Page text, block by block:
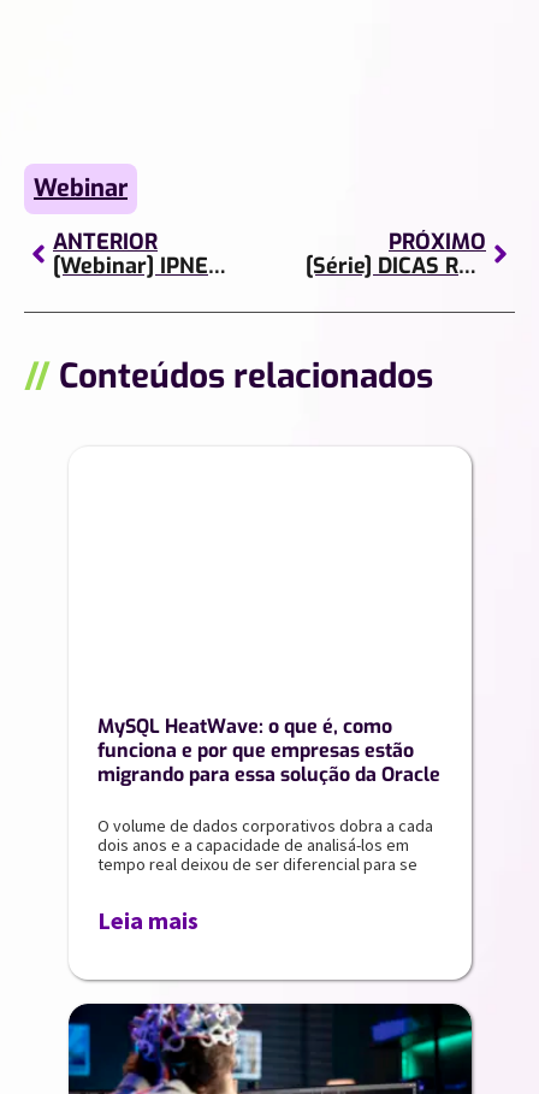
Webinar
ANTERIOR
[Webinar] IPNETalk Show & Google Cloud: retrospectiva 2020, perspectivas para 2021
PRÓXIMO
[Série] DICAS RÁPIDAS | Episódio 8
// Conteúdos relacionados
MySQL HeatWave: o que é, como
funciona e por que empresas estão
migrando para essa solução da Oracle
O volume de dados corporativos dobra a cada
dois anos e a capacidade de analisá-los em
tempo real deixou de ser diferencial para se
Leia mais